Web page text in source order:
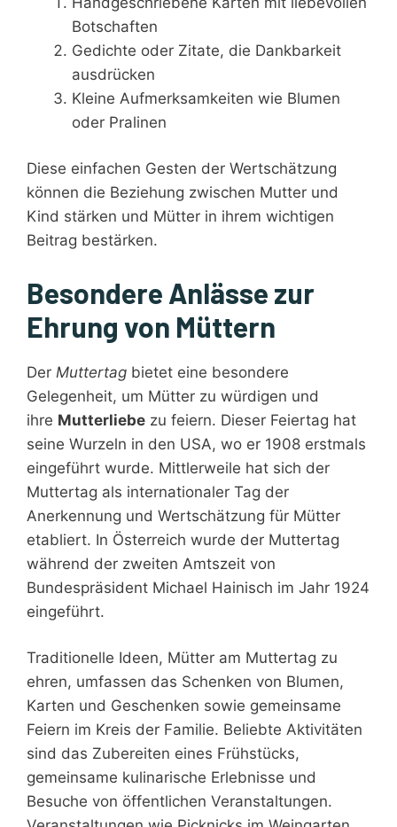
Botschaften
Gedichte oder Zitate, die Dankbarkeit
ausdrücken
Kleine Aufmerksamkeiten wie Blumen
oder Pralinen
Diese einfachen Gesten der Wertschätzung
können die Beziehung zwischen Mutter und
Kind stärken und Mütter in ihrem wichtigen
Beitrag bestärken.
Besondere Anlässe zur
Ehrung von Müttern
Der Muttertag bietet eine besondere
Gelegenheit, um Mütter zu würdigen und
ihre Mutterliebe zu feiern. Dieser Feiertag hat
seine Wurzeln in den USA, wo er 1908 erstmals
eingeführt wurde. Mittlerweile hat sich der
Muttertag als internationaler Tag der
Anerkennung und Wertschätzung für Mütter
etabliert. In Österreich wurde der Muttertag
während der zweiten Amtszeit von
Bundespräsident Michael Hainisch im Jahr 1924
eingeführt.
Traditionelle Ideen, Mütter am Muttertag zu
ehren, umfassen das Schenken von Blumen,
Karten und Geschenken sowie gemeinsame
Feiern im Kreis der Familie. Beliebte Aktivitäten
sind das Zubereiten eines Frühstücks,
gemeinsame kulinarische Erlebnisse und
Besuche von öffentlichen Veranstaltungen.